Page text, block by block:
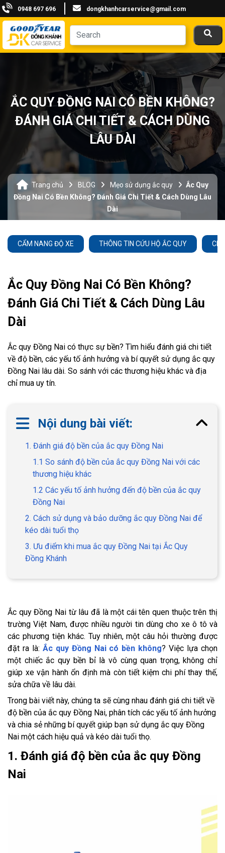
0948 697 696 dongkhanhcarservice@gmail.com
ẮC QUY ĐỒNG NAI CÓ BỀN KHÔNG?
ĐÁNH GIÁ CHI TIẾT & CÁCH DÙNG
LÂU DÀI
Trang chủ BLOG Mẹo sử dụng ắc quy
Ắc Quy
Đồng Nai Có Bền Không? Đánh Giá Chi Tiết & Cách Dùng Lâu
Dài
CẨM NANG ĐỘ XE THÔNG TIN CỨU HỘ ẮC QUY
Ắc Quy Đồng Nai Có Bền Không?
Đánh Giá Chi Tiết & Cách Dùng Lâu
Dài
Ắc quy Đồng Nai có thực sự bền? Tìm hiểu đánh giá chi tiết
về độ bền, các yếu tố ảnh hưởng và bí quyết sử dụng ắc quy
Đồng Nai lâu dài. So sánh với các thương hiệu khác và địa
chỉ mua uy tín.
Nội dung bài viết:
1. Đánh giá độ bền của ắc quy Đồng Nai
1.1 So sánh độ bền của ắc quy Đồng Nai với các
thương hiệu khác
1.2 Các yếu tố ảnh hưởng đến độ bền của ắc quy
Đồng Nai
2. Cách sử dụng và bảo dưỡng ắc quy Đồng Nai để
kéo dài tuổi thọ
3. Ưu điểm khi mua ắc quy Đồng Nai tại Ắc Quy
Đồng Khánh
Ắc quy Đồng Nai từ lâu đã là một cái tên quen thuộc trên thị
trường Việt Nam, được nhiều người tin dùng cho xe ô tô và
các phương tiện khác. Tuy nhiên, một câu hỏi thường được
đặt ra là: Ắc quy Đồng Nai có bền không? Việc lựa chọn
một chiếc ắc quy bền bỉ là vô cùng quan trọng, không chỉ
giúp xe vận hành ổn định mà còn tiết kiệm chi phí thay thế,
sửa chữa về lâu dài.
Trong bài viết này, chúng ta sẽ cùng nhau đánh giá chi tiết về
độ bền của ắc quy Đồng Nai, phân tích các yếu tố ảnh hưởng
và chia sẻ những bí quyết giúp bạn sử dụng ắc quy Đồng
Nai một cách hiệu quả và kéo dài tuổi thọ.
1. Đánh giá độ bền của ắc quy Đồng
Nai